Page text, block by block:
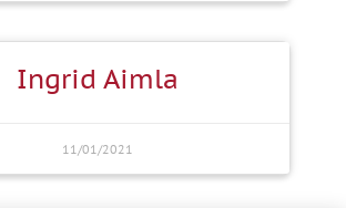
Ingrid Aimla
11/01/2021